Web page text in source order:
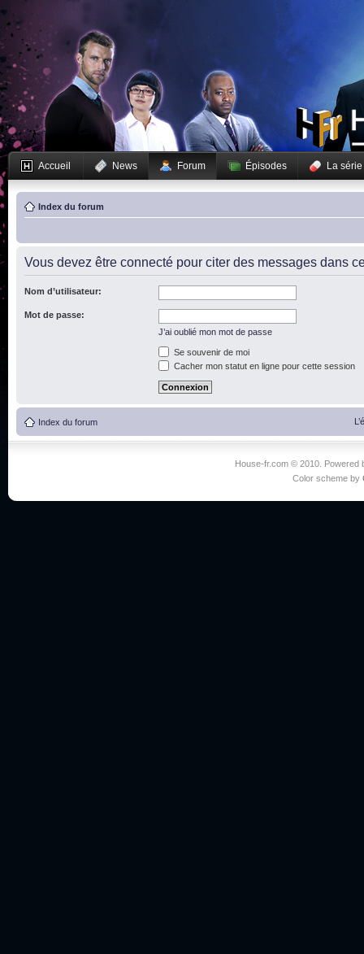
Accueil News Forum Épisodes La série
Index du forum
Vous devez être connecté pour citer des messages dans
Nom d’utilisateur:
Mot de passe:
J’ai oublié mon mot de passe
Se souvenir de moi
Cacher mon statut en ligne pour cette session
Index du forum
House-fr.com © 2010. Powered
Color scheme by